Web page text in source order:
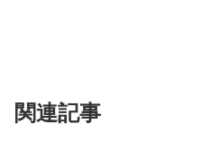
関連記事